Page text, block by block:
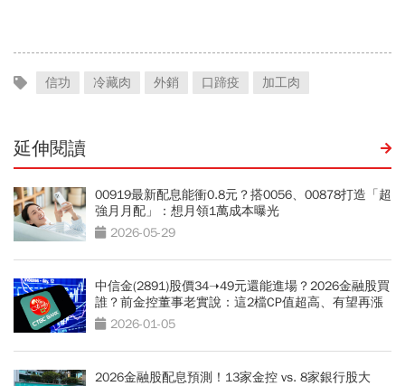
信功 冷藏肉 外銷 口蹄疫 加工肉
延伸閱讀
00919最新配息能衝0.8元？搭0056、00878打造「超
強月月配」：想月領1萬成本曝光
2026-05-29
中信金(2891)股價34➝49元還能進場？2026金融股買
誰？前金控董事老實說：這2檔CP值超高、有望再漲
20％2026-01-05
2026金融股配息預測！13家金控 vs. 8家銀行股大